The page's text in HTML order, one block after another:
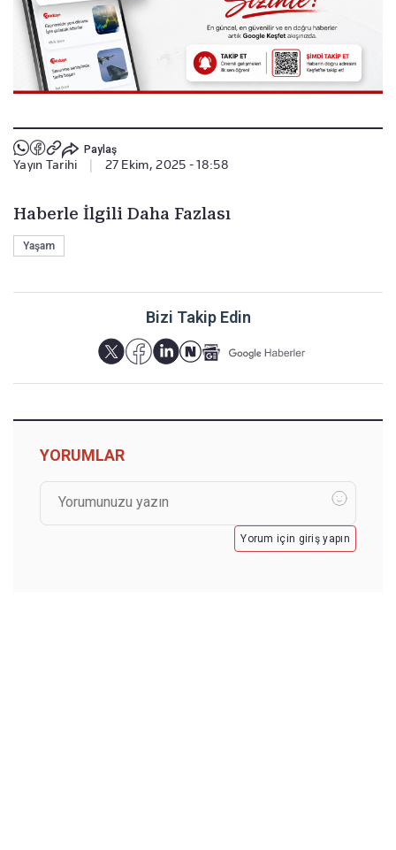
Paylaş
Yayın Tarihi 27 Ekim, 2025 - 18:58
Haberle İlgili Daha Fazlası
Yaşam
Bizi Takip Edin
YORUMLAR
Yorum için giriş yapın